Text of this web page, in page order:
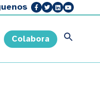
Colabora